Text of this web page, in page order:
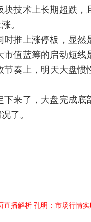
技术上长期超跌，
。
推上涨停板，显然
值蓝筹的启动短线
奏上，明天大盘惯
来了，大盘完成底
了。
直播解析 孔明：市场行情